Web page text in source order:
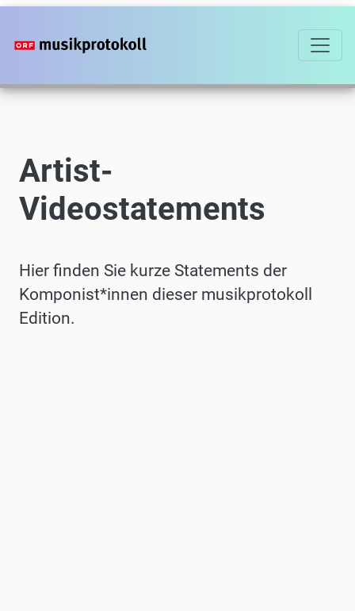
Direkt
zum
Artist-
Videostatements
Hier finden Sie kurze Statements der
Komponist*innen dieser musikprotokoll
Edition.